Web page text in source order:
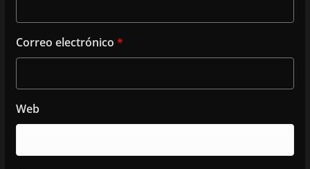
Correo electrónico *
Web